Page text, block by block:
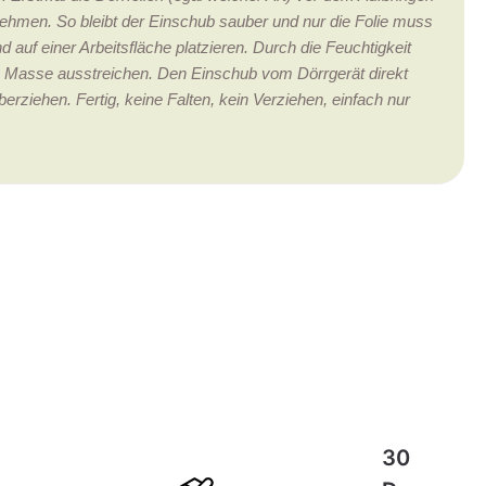
So bleibt der Einschub sauber und nur die Folie muss
auf einer Arbeitsfläche platzieren. Durch die Feuchtigkeit
ausstreichen. Den Einschub vom Dörrgerät direkt
Fertig, keine Falten, kein Verziehen, einfach nur
30